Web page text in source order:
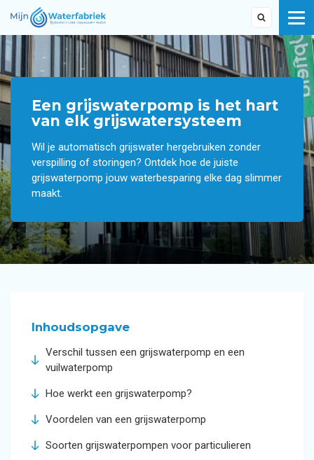
Een grijswaterpomp is het hart
van elk grijswatersysteem
Wil je automatisch grijswater hergebruiken zonder
verspilling of storingen? Ontdek hoe de juiste
grijswaterpomp jouw waterbesparing elke dag slimmer
maakt.
Inhoudsopgave
Verschil tussen een grijswaterpomp en een
vuilwaterpomp
Hoe werkt een grijswaterpomp?
Voordelen van een grijswaterpomp
Soorten grijswaterpompen voor particulieren